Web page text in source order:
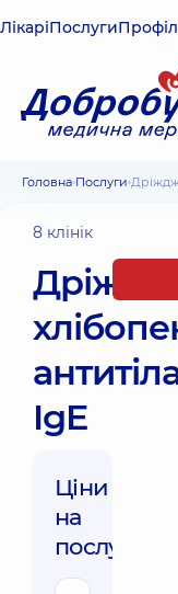
ЛікаріПослуги
Головна Послуги
8 клінік
Дріжджі
IgE
Ціни
на
послуги: